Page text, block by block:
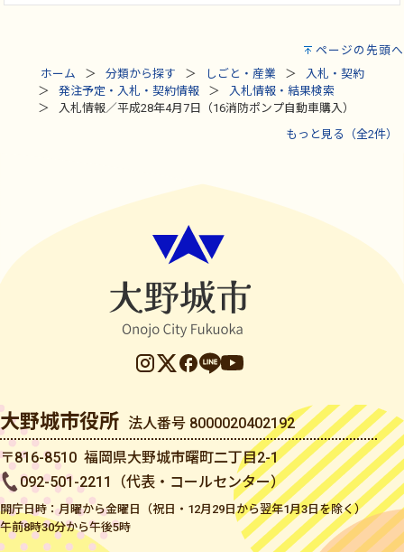
ページの先頭へ
ホーム
分類から探す しごと・産業
入札・契約
発注予定・入札・契約情報
入札情報・結果検索
入札情報／平成28年4月7日（16消防ポンプ自動車購入）
もっと見る（全2件）
大野城市役所 法人番号 8000020402192
〒816-8510 福岡県大野城市曙町二丁目2-1
092-501-2211（代表・コールセンター）
開庁日時：月曜から金曜日（祝日・12月29日から翌年1月3日を除く）
午前8時30分から午後5時